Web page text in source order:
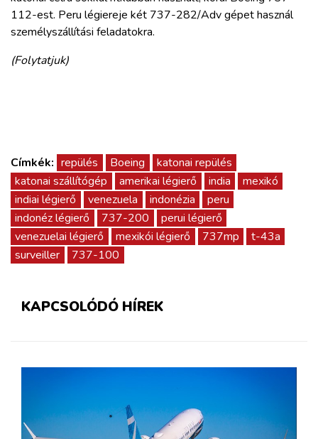
112-est. Peru légiereje két 737-282/Adv gépet használ
személyszállítási feladatokra.
(Folytatjuk)
Címkék: repülés Boeing
katonai repülés
katonai szállítógép
amerikai légierő india
mexikó
indiai légierő
venezuela indonézia
peru
indonéz légierő
737-200
perui légierő
venezuelai légierő
mexikói légierő 737mp
t-43a
surveiller
737-100
KAPCSOLÓDÓ HÍREK